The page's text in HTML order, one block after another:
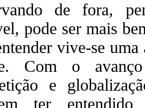
de fora,
pode ser mais
vive-se
Com o
e
ter